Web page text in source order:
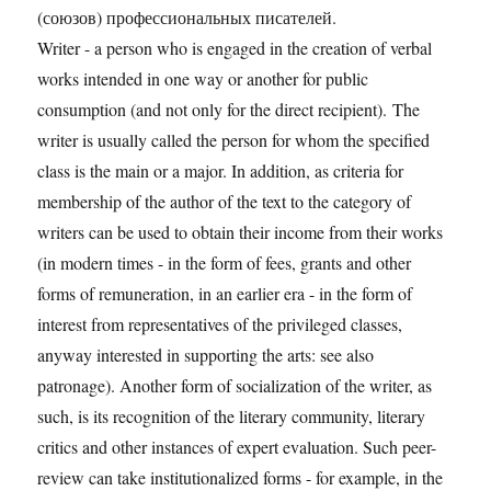
(союзов) профессиональных писателей.
Writer - a person who is engaged in the creation of verbal
works intended in one way or another for public
consumption (and not only for the direct recipient). The
writer is usually called the person for whom the specified
class is the main or a major. In addition, as criteria for
membership of the author of the text to the category of
writers can be used to obtain their income from their works
(in modern times - in the form of fees, grants and other
forms of remuneration, in an earlier era - in the form of
interest from representatives of the privileged classes,
anyway interested in supporting the arts: see also
patronage). Another form of socialization of the writer, as
such, is its recognition of the literary community, literary
critics and other instances of expert evaluation. Such peer-
review can take institutionalized forms - for example, in the